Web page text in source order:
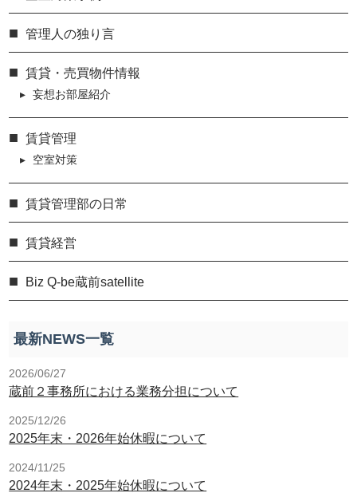
管理人の独り言
賃貸・売買物件情報
妄想お部屋紹介
賃貸管理
空室対策
賃貸管理部の日常
賃貸経営
Biz Q-be蔵前satellite
最新NEWS一覧
2026/06/27
蔵前２事務所における業務分担について
2025/12/26
2025年末・2026年始休暇について
2024/11/25
2024年末・2025年始休暇について